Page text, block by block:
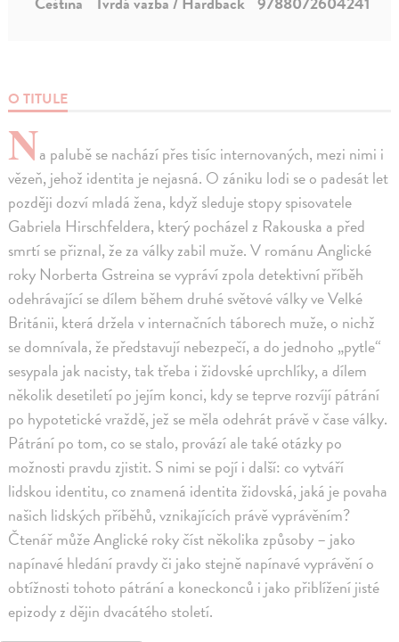
O TITULE
Na palubě se nachází přes tisíc internovaných, mezi nimi i
vězeň, jehož identita je nejasná. O zániku lodi se o padesát let
později dozví mladá žena, když sleduje stopy spisovatele
Gabriela Hirschfeldera, který pocházel z Rakouska a před
smrtí se přiznal, že za války zabil muže. V románu Anglické
roky Norberta Gstreina se vypráví zpola detektivní příběh
odehrávající se dílem během druhé světové války ve Velké
Británii, která držela v internačních táborech muže, o nichž
se domnívala, že představují nebezpečí, a do jednoho „pytle“
sesypala jak nacisty, tak třeba i židovské uprchlíky, a dílem
několik desetiletí po jejím konci, kdy se teprve rozvíjí pátrání
po hypotetické vraždě, jež se měla odehrát právě v čase války.
Pátrání po tom, co se stalo, provází ale také otázky po
možnosti pravdu zjistit. S nimi se pojí i další: co vytváří
lidskou identitu, co znamená identita židovská, jaká je povaha
našich lidských příběhů, vznikajících právě vyprávěním?
Čtenář může Anglické roky číst několika způsoby – jako
napínavé hledání pravdy či jako stejně napínavé vyprávění o
obtížnosti tohoto pátrání a koneckonců i jako přiblížení jisté
epizody z dějin dvacátého století.